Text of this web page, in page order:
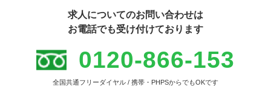
求人についてのお問い合わせは
お電話でも受け付けております
0120-866-153
全国共通フリーダイヤル / 携帯・PHPSからでもOKです